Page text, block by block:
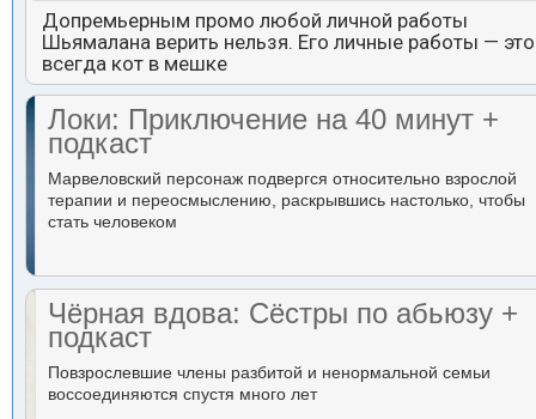
Допремьерным промо любой личной работы
Шьямалана верить нельзя. Его личные работы — это
всегда кот в мешке
Локи: Приключение на 40 минут +
подкаст
Марвеловский персонаж подвергся относительно взрослой
терапии и переосмыслению, раскрывшись настолько, чтобы
стать человеком
Чёрная вдова: Сёстры по абьюзу +
подкаст
Повзрослевшие члены разбитой и ненормальной семьи
воссоединяются спустя много лет